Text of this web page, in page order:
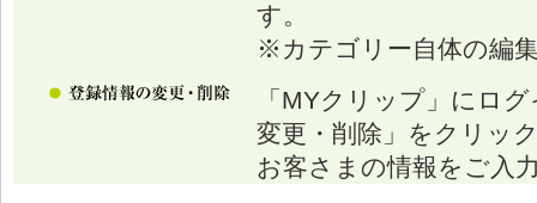
す。
※カテゴリー自体の編
「MYクリップ」にロ
変更・削除」をクリッ
お客さまの情報をご入